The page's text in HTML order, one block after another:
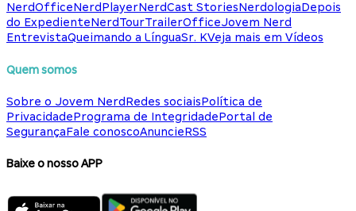
NerdOfficeNerdPlayerNerdCast StoriesNerdologiaDepois
do ExpedienteNerdTourTrailerOfficeJovem Nerd
EntrevistaQueimando a LínguaSr. KVeja mais em Vídeos
Quem somos
Sobre o Jovem NerdRedes sociaisPolítica de
PrivacidadePrograma de IntegridadePortal de
SegurançaFale conoscoAnuncieRSS
Baixe o nosso APP